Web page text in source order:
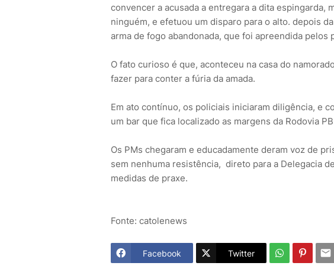
convencer a acusada a entregara a dita espingarda,
ninguém, e efetuou um disparo para o alto. depois
arma de fogo abandonada, que foi apreendida pelos
O fato curioso é que, aconteceu na casa do
fazer para conter a fúria da amada.
Em ato contínuo, os policiais iniciaram diligência, e
um bar que fica localizado as margens da Rodovia
Os PMs chegaram e educadamente deram voz de
sem nenhuma resistência, direto para a Delegacia
medidas de praxe.
Fonte: catolenews
Facebook Twitter